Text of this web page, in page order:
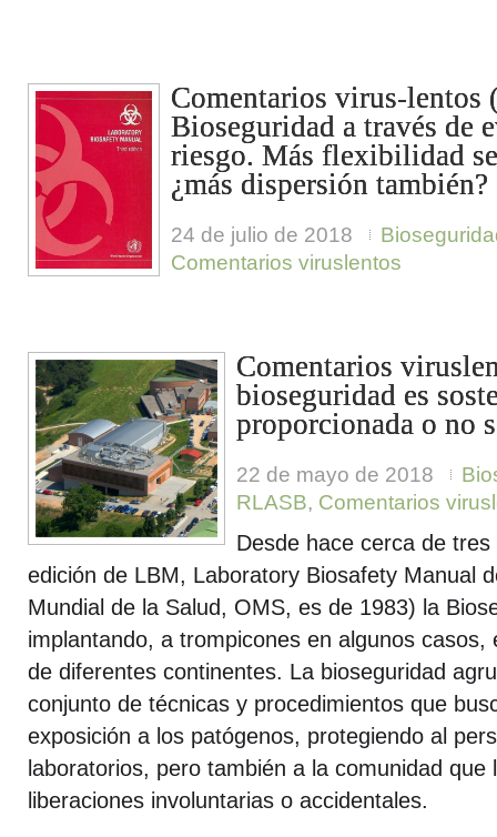
Comentarios virus-lentos
Bioseguridad a través de
riesgo. Más flexibilidad
¿más dispersión también?
24 de julio de 2018
Comentarios viruslentos
Comentarios
bioseguridad es
proporcionada o no
22 de mayo de 2018
RLASB, Comentarios
Desde hace cerca de
edición de LBM, Laboratory Biosafety Manual
Mundial de la Salud, OMS, es de 1983) la
implantando, a trompicones en algunos casos,
de diferentes continentes. La bioseguridad
conjunto de técnicas y procedimientos que
exposición a los patógenos, protegiendo al
laboratorios, pero también a la comunidad
liberaciones involuntarias o accidentales.